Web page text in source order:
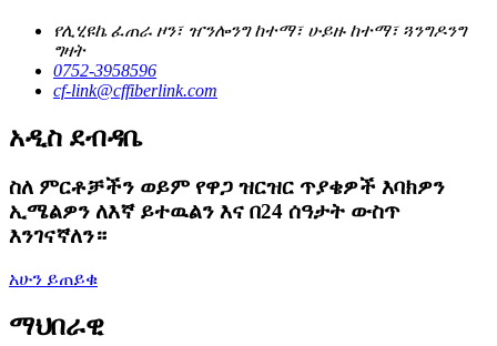
የሊሂዩኬ ፈጠራ ዞን፣ ዠንሎንግ ከተማ፣ ሁይዙ ከተማ፣ ጓንግዶንግ
ግዛት
0752-3958596
cf-link@cffiberlink.com
አዲስ ደብዳቤ
ስለ ምርቶቻችን ወይም የዋጋ ዝርዝር ጥያቄዎች እባክዎን
ኢሜልዎን ለእኛ ይተዉልን እና በ24 ሰዓታት ውስጥ
እንገናኛለን።
አሁን ይጠይቁ
ማህበራዊ